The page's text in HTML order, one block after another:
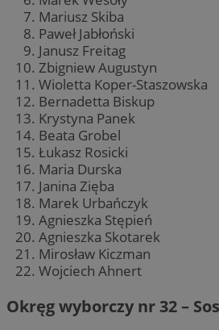
Mariusz Skiba
Paweł Jabłoński
Janusz Freitag
Zbigniew Augustyn
Wioletta Koper-Staszowska
Bernadetta Biskup
Krystyna Panek
Beata Grobel
Łukasz Rosicki
Maria Durska
Janina Zięba
Marek Urbańczyk
Agnieszka Stępień
Agnieszka Skotarek
Mirosław Kiczman
Wojciech Ahnert
Okręg wyborczy nr 32 –